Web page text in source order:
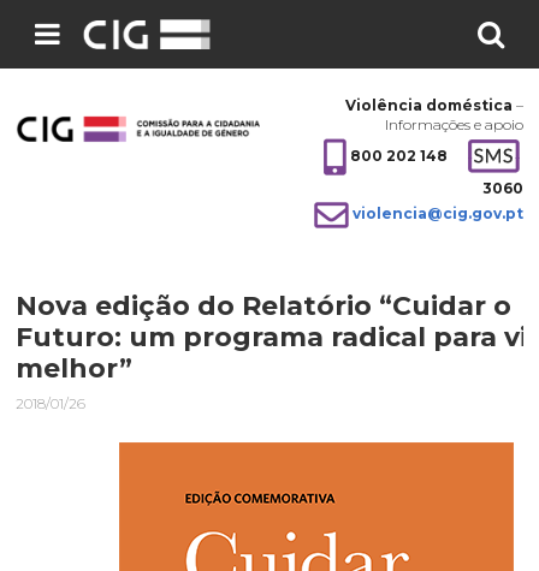
Violência doméstica –
Informações e apoio
800 202 148
3060
violencia@cig.gov.pt
Nova edição do Relatório “Cuidar o
Futuro: um programa radical para
melhor”
2018/01/26
Pesquisar